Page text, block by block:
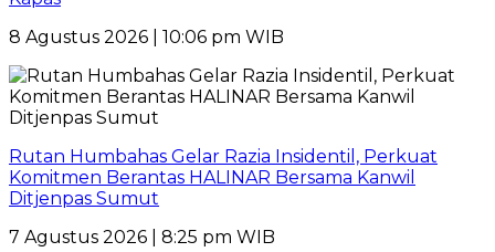
8 Agustus 2026 | 10:06 pm WIB
Rutan Humbahas Gelar Razia Insidentil, Perkuat
Komitmen Berantas HALINAR Bersama Kanwil
Ditjenpas Sumut
7 Agustus 2026 | 8:25 pm WIB